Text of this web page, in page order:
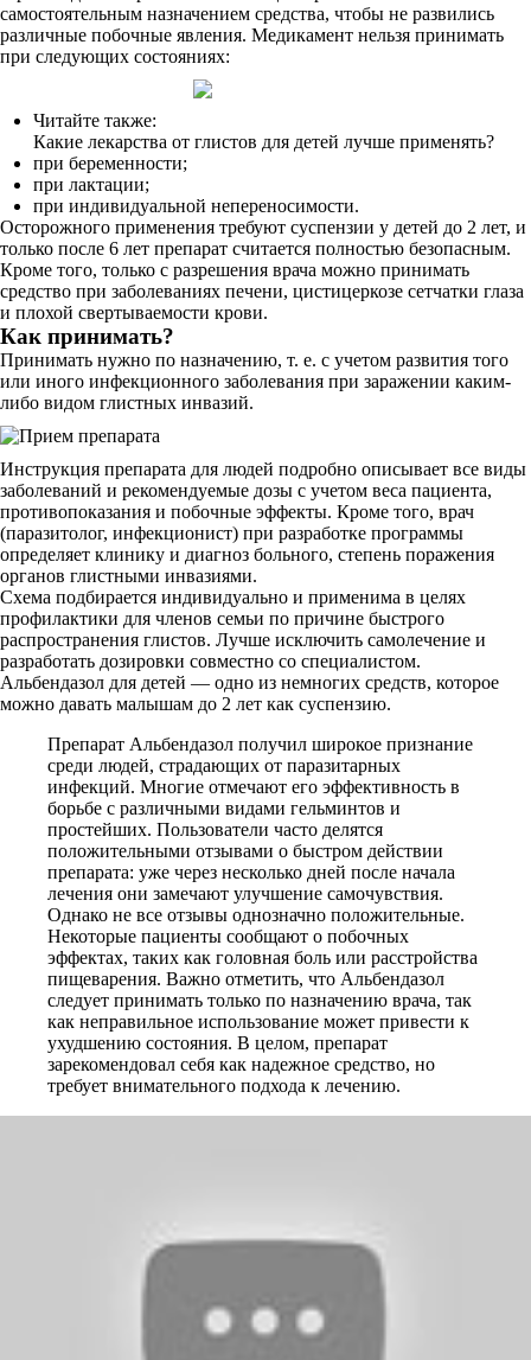
самостоятельным назначением средства, чтобы не развились
различные побочные явления. Медикамент нельзя принимать
при следующих состояниях:
Читайте также:
Какие лекарства от глистов для детей лучше применять?
при беременности;
при лактации;
при индивидуальной непереносимости.
Осторожного применения требуют суспензии у детей до 2 лет, и
только после 6 лет препарат считается полностью безопасным.
Кроме того, только с разрешения врача можно принимать
средство при заболеваниях печени, цистицеркозе сетчатки глаза
и плохой свертываемости крови.
Как принимать?
Принимать нужно по назначению, т. е. с учетом развития того
или иного инфекционного заболевания при заражении каким-
либо видом глистных инвазий.
Инструкция препарата для людей подробно описывает все виды
заболеваний и рекомендуемые дозы с учетом веса пациента,
противопоказания и побочные эффекты. Кроме того, врач
(паразитолог, инфекционист) при разработке программы
определяет клинику и диагноз больного, степень поражения
органов глистными инвазиями.
Схема подбирается индивидуально и применима в целях
профилактики для членов семьи по причине быстрого
распространения глистов. Лучше исключить самолечение и
разработать дозировки совместно со специалистом.
Альбендазол для детей — одно из немногих средств, которое
можно давать малышам до 2 лет как суспензию.
Препарат Альбендазол получил широкое признание
среди людей, страдающих от паразитарных
инфекций. Многие отмечают его эффективность в
борьбе с различными видами гельминтов и
простейших. Пользователи часто делятся
положительными отзывами о быстром действии
препарата: уже через несколько дней после начала
лечения они замечают улучшение самочувствия.
Однако не все отзывы однозначно положительные.
Некоторые пациенты сообщают о побочных
эффектах, таких как головная боль или расстройства
пищеварения. Важно отметить, что Альбендазол
следует принимать только по назначению врача, так
как неправильное использование может привести к
ухудшению состояния. В целом, препарат
зарекомендовал себя как надежное средство, но
требует внимательного подхода к лечению.